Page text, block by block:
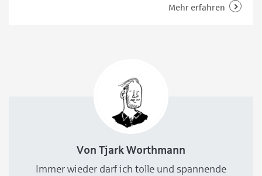
sich speziell an Seniorinnen und Senioren,Mehr erfahren
Von Tjark Worthmann
Immer wieder darf ich tolle und spannende